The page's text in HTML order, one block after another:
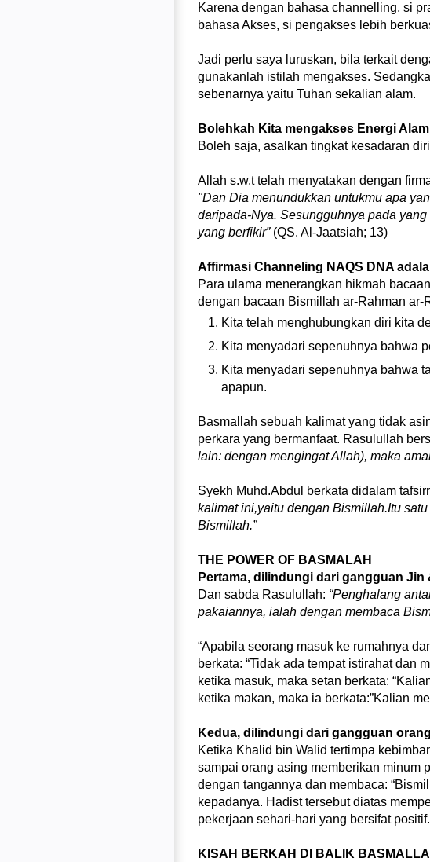
Karena dengan bahasa channelling, si
bahasa Akses, si pengakses lebih
Jadi perlu saya luruskan, bila terkait
gunakanlah istilah mengakses.
sebenarnya yaitu Tuhan sekalian alam.
Bolehkah Kita mengakses Energi
Boleh saja, asalkan tingkat kesadaran
Allah s.w.t telah menyatakan dengan
"Dan Dia menundukkan untukmu apa
daripada-Nya. Sesungguhnya pada
yang berfikir”(QS. Al-Jaatsiah; 13)
Affirmasi Channeling NAQS DNA
Para ulama menerangkan hikmah
dengan bacaan Bismillah ar-Rahman
Kita telah menghubungkan diri kita
Kita menyadari sepenuhnya bahwa
Kita menyadari sepenuhnya bahwa
apapun.
Basmallah sebuah kalimat yang tidak
perkara yang bermanfaat. Rasulullah
lain: dengan mengingat Allah), maka
Syekh Muhd.Abdul berkata didalam
kalimat ini,yaitu dengan Bismillah.Itu
Bismillah.”
THE POWER OF BASMALAH
Pertama, dilindungi dari gangguan Jin
Dan sabda Rasulullah: “Penghalang
pakaiannya, ialah dengan membaca
“Apabila seorang masuk ke rumahnya
berkata: “Tidak ada tempat istirahat dan
ketika masuk, maka setan berkata:
ketika makan, maka ia berkata:”Kalian
Kedua, dilindungi dari gangguan
Ketika Khalid bin Walid tertimpa
sampai orang asing memberikan minum
dengan tangannya dan membaca:
kepadanya. Hadist tersebut diatas
pekerjaan sehari-hari yang bersifat positif.
KISAH BERKAH DI BALIK